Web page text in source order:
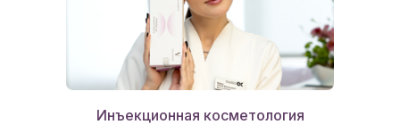
Инъекционная косметология